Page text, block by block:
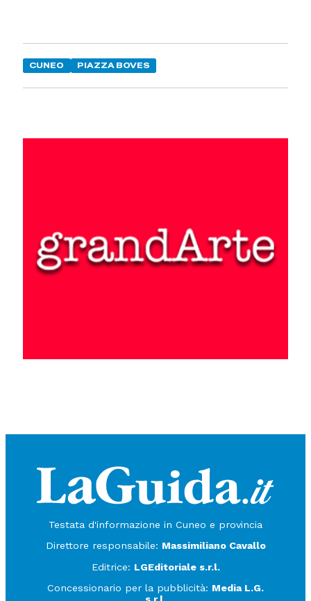
CUNEO PIAZZA BOVES
Testata d'informazione in Cuneo e provincia
Direttore responsabile: Massimiliano Cavallo
Editrice: LGEditoriale s.r.l.
Concessionario per la pubblicità: Media L.G.